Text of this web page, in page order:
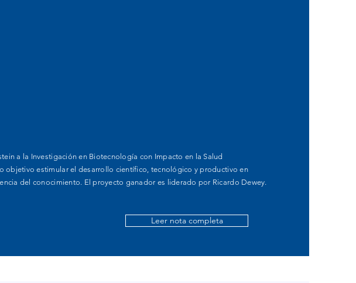
a la Investigación en Biotecnología con Impacto en la Salud
objetivo estimular el desarrollo científico, tecnológico y productivo en
del conocimiento. El proyecto ganador es liderado por Ricardo Dewey.
Leer nota completa